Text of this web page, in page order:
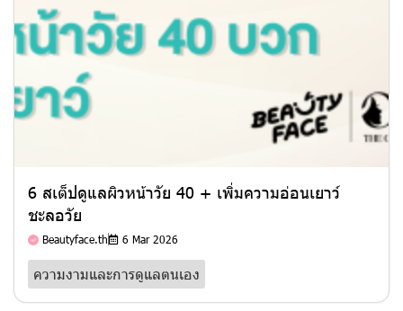
6 สเต็ปดูแลผิวหน้าวัย 40 + เพิ่มความอ่อนเยาว์
ชะลอวัย
Beautyface.th 6 Mar 2026
ความงามและการดูแลตนเอง